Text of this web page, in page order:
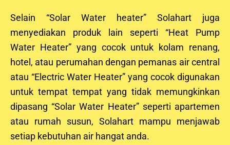
Selain “Solar Water heater” Solahart juga
menyediakan produk lain seperti “Heat Pump
Water Heater” yang cocok untuk kolam renang,
hotel, atau perumahan dengan pemanas air central
atau “Electric Water Heater” yang cocok digunakan
untuk tempat tempat yang tidak memungkinkan
dipasang “Solar Water Heater” seperti apartemen
atau rumah susun, Solahart mampu menjawab
setiap kebutuhan air hangat anda.